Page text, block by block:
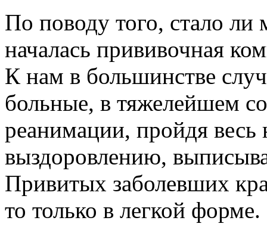
По поводу того, стало ли
началась прививочная
К нам в большинстве
больные, в тяжелейшем
реанимации, пройдя весь
выздоровлению,
Привитых заболевших
то только в легкой форме.